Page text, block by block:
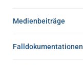
Medienbeiträge
Falldokumentationen